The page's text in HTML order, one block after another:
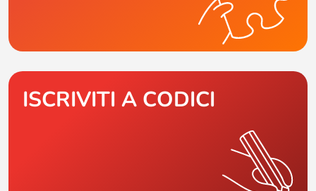
ISCRIVITI A CODICI